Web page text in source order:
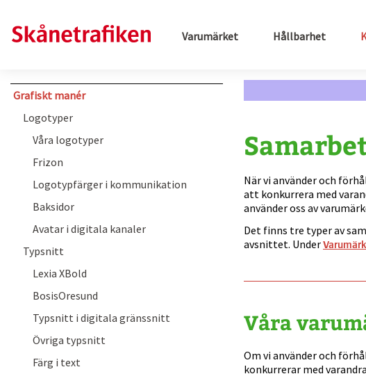
Varumärket Hållbarhet
Grafiskt manér
Logotyper
Våra logotyper
Frizon
Logotypfärger i kommunikation
Baksidor
Avatar i digitala kanaler
Typsnitt
Lexia XBold
BosisOresund
Typsnitt i digitala gränssnitt
Övriga typsnitt
Färg i text
När vi använder och
att konkurrera med
använder oss av
Det finns tre typer av
avsnittet. Under
Våra
Om vi använder och
konkurrerar med